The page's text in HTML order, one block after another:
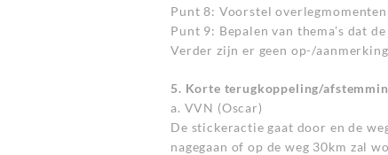
Punt 8: Voorstel overlegmomenten
Punt 9: Bepalen van thema’s dat
Verder zijn er geen op-/
5. Korte terugkoppeling/
a. VVN (Oscar)
De stickeractie gaat door en de
nagegaan of op de weg 30km zal